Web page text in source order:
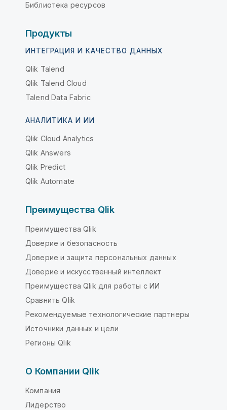
Библиотека ресурсов
Продукты
ИНТЕГРАЦИЯ И КАЧЕСТВО ДАННЫХ
Qlik Talend
Qlik Talend Cloud
Talend Data Fabric
АНАЛИТИКА И ИИ
Qlik Cloud Analytics
Qlik Answers
Qlik Predict
Qlik Automate
Преимущества Qlik
Преимущества Qlik
Доверие и безопасность
Доверие и защита персональных данных
Доверие и искусственный интеллект
Преимущества Qlik для работы с ИИ
Сравнить Qlik
Рекомендуемые технологические партнеры
Источники данных и цели
Регионы Qlik
О Компании Qlik
Компания
Лидерство